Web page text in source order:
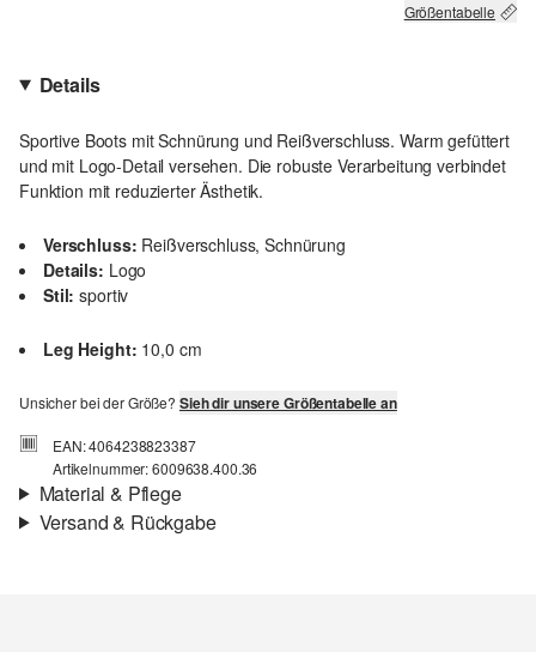
Größentabelle
Details
Sportive Boots mit Schnürung und Reißverschluss. Warm gefüttert
und mit Logo-Detail versehen. Die robuste Verarbeitung verbindet
Funktion mit reduzierter Ästhetik.
Verschluss: Reißverschluss, Schnürung
Details: Logo
Stil: sportiv
Leg Height: 10,0 cm
Unsicher bei der Größe? Sieh dir unsere Größentabelle an
EAN: 4064238823387
Artikelnummer: 6009638.400.36
Material & Pflege
Versand & Rückgabe